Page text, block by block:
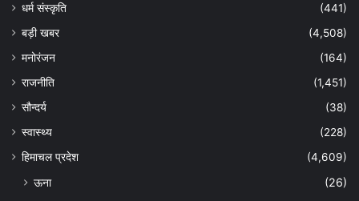
धर्म संस्कृति
(441)
बड़ी खबर
(4,508)
मनोरंजन
(164)
राजनीति
(1,451)
सौन्दर्य
(38)
स्वास्थ्य
(228)
हिमाचल प्रदेश
(4,609)
ऊना
(26)